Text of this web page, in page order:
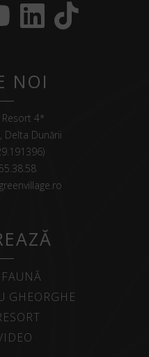
NOI
Resort 4*
Delta Dunării
GHEORGHE